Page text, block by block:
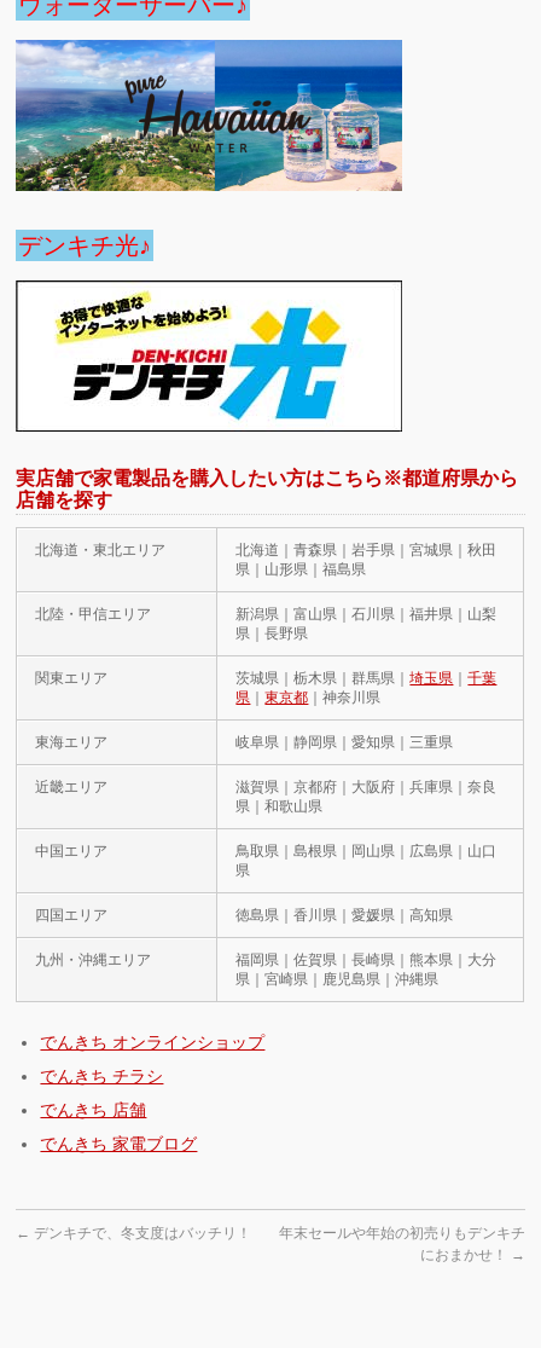
デンキチ光♪
実店舗で家電製品を購入したい方はこちら※都道府県から
店舗を探す
北海道・東北エリア
北海道｜青森県｜岩手県｜宮城県｜秋田
県｜山形県｜福島県
北陸・甲信エリア
新潟県｜富山県｜石川県｜福井県｜山梨
県｜長野県
関東エリア 茨城県｜栃木県｜群馬県｜埼玉県 ｜千葉
県 ｜東京都 ｜神奈川県
東海エリア 岐阜県｜静岡県｜愛知県｜三重県
近畿エリア
滋賀県｜京都府｜大阪府｜兵庫県｜奈良
県｜和歌山県
中国エリア
鳥取県｜島根県｜岡山県｜広島県｜山口
県
四国エリア 徳島県｜香川県｜愛媛県｜高知県
九州・沖縄エリア
福岡県｜佐賀県｜長崎県｜熊本県｜大分
県｜宮崎県｜鹿児島県｜沖縄県
でんきち オンラインショップ
でんきち チラシ
でんきち 店舗
でんきち 家電ブログ
← デンキチで、冬支度はバッチリ！
年末セールや年始の初売りもデンキチ
におまかせ！
→